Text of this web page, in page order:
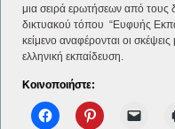
μια σειρά ερωτήσεων από τους
δικτυακού τόπου “Ευφυής
κείμενο αναφέρονται οι
ελληνική εκπαίδευση.
Κοινοποιήστε: